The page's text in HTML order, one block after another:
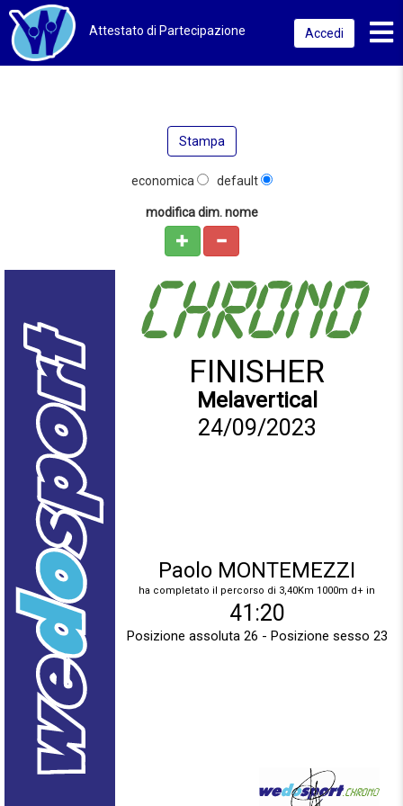
Attestato di Partecipazione Accedi
Stampa
economica default
modifica dim. nome
FINISHER
Melavertical
Paolo MONTEMEZZI
ha completato il percorso di 3,40Km 1000m d+ in
Posizione assoluta 26 - Posizione sesso 23
41:20
24/09/2023